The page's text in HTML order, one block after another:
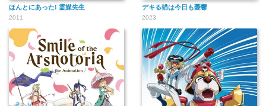
ほんとにあった! 霊媒先生
2011
デキる猫は今日も憂鬱
2023